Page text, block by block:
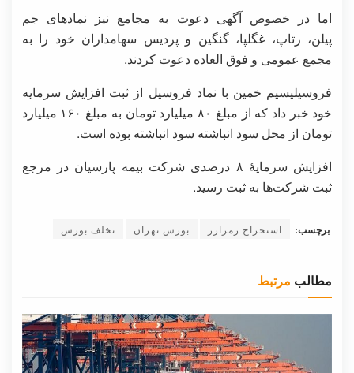
اما در خصوص آگهی دعوت به مجامع نیز نمادهای جم
پیلن، رتاپ، غگلپا، گنگین و پردیس سهامداران خود را به
مجمع عمومی و فوق العاده دعوت کردند.
فروسیلیسیم خمین با نماد فروسیل از ثبت افزایش سرمایه
خود خبر داد که از مبلغ ۸۰ میلیارد تومان به مبلغ ۱۶۰ میلیارد
تومان از محل سود انباشته سود انباشته بوده است.
افزایش سرمایۀ ۸ درصدی شرکت بیمه پارسیان در مرجع
ثبت شرکت‌ها به ثبت رسید.
برچسب: استخراج رمزارز بورس تهران تخلف بورس
مطالب مرتبط